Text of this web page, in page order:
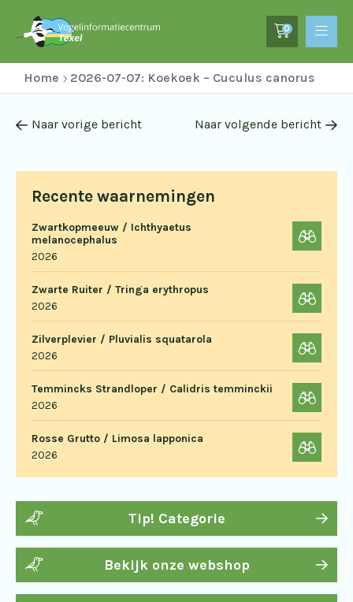
0
Home 2026-07-07: Koekoek – Cuculus canorus
Recente waarnemingen
Zwartkopmeeuw / Ichthyaetus
melanocephalus
2026
Zwarte Ruiter / Tringa erythropus
2026
Zilverplevier / Pluvialis squatarola
2026
Temmincks Strandloper / Calidris temminckii
2026
Rosse Grutto / Limosa lapponica
2026
Tip! Categorie
Bekijk onze webshop
Naar vorige bericht Naar volgende bericht